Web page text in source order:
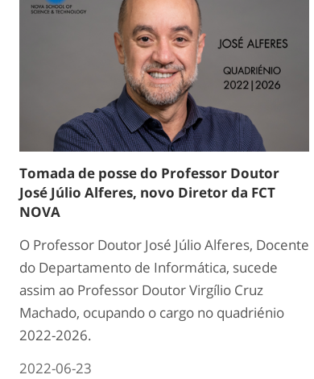
Tomada de posse do Professor Doutor
José Júlio Alferes, novo Diretor da FCT
NOVA
O Professor Doutor José Júlio Alferes, Docente
do Departamento de Informática, sucede
assim ao Professor Doutor Virgílio Cruz
Machado, ocupando o cargo no quadriénio
2022-2026.
2022-06-23